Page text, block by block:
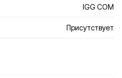
IGG COM
Присутствует